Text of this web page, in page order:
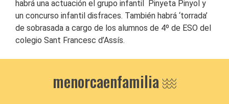
habrá una actuación el grupo infantil Pinyeta Pinyol y
un concurso infantil disfraces. También habrá ‘torrada’
de sobrasada a cargo de los alumnos de 4º de ESO del
colegio Sant Francesc d’Assís.
menorcaenfamilia